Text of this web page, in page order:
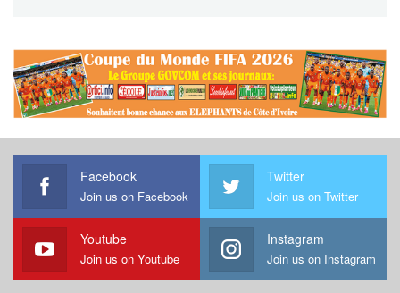
Facebook
Join us on Facebook
Twitter
Join us on Twitter
Youtube
Join us on Youtube
Instagram
Join us on Instagram